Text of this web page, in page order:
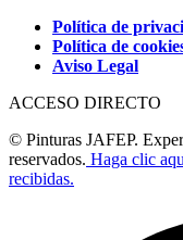
Política de
Política de
Aviso Legal
ACCESO DIRECTO
© Pinturas JAFEP.
reservados. Haga clic
recibidas.